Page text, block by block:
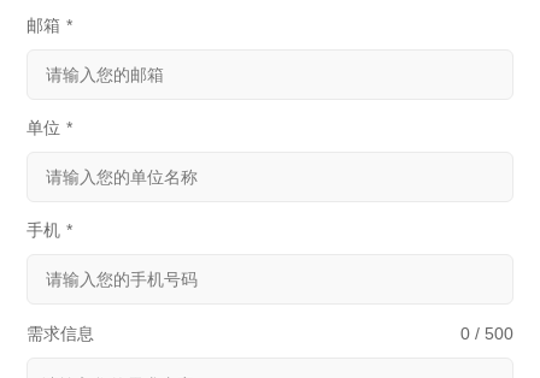
邮箱 *
单位 *
手机 *
需求信息 0 / 500